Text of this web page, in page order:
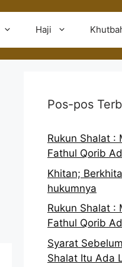
Haji
Pos-pos
Rukun Shalat :
Fathul Qorib
Khitan;
hukumnya
Rukun Shalat :
Fathul Qorib
Syarat
Shalat Itu Ada